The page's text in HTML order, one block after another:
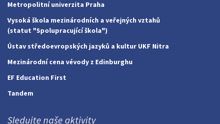
Metropolitní univerzita Praha
Vysoká škola mezinárodních a veřejných vztahů
(statut "Spolupracující škola")
Ústav středoevropských jazyků a kultur UKF Nitra
Mezinárodní cena vévody z Edinburghu
EF Education First
Tandem
Sledujte naše aktivity